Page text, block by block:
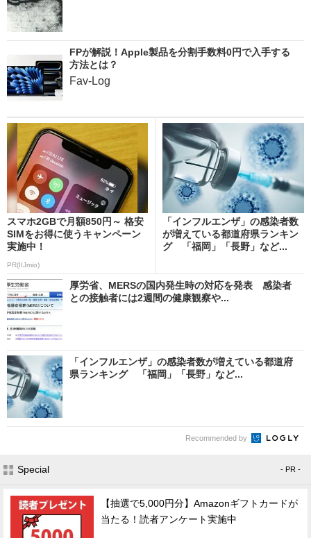
FPが解説！Apple製品を分割手数料0円で入手する
方法とは？
Fav-Log
スマホ2GBで月額850円～ 格安
SIMをお得に使うキャンペーン
実施中！
PR(IIJmio)
「インフルエンザ」の感染者数
が増えている都道府県ランキン
グ 「福岡」「長野」など...
厚労省、MERSの国内発生時の対応を発表 感染者
との接触者には2週間の健康観察や...
「インフルエンザ」の感染者数が増えている都道府
県ランキング 「福岡」「長野」など...
Recommended by
Special - PR -
【抽選で5,000円分】Amazonギフトカードが
当たる！読者アンケート実施中